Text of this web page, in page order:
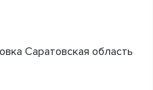
Саратовская область